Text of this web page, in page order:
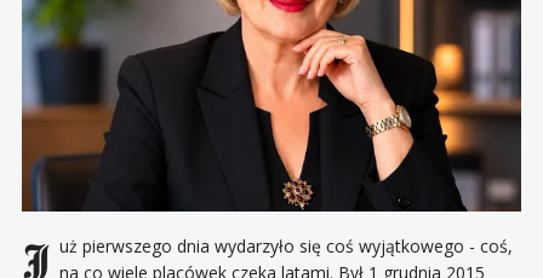
Już pierwszego dnia wydarzyło się coś wyjątkowego - coś, na co wiele placówek czeka latami. Był 1 grudnia 2015